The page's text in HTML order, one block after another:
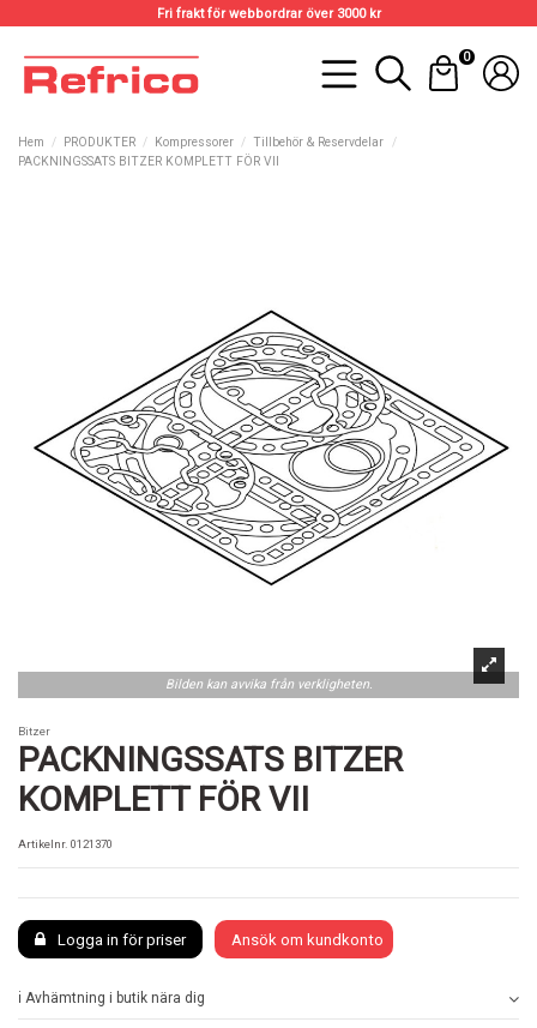
Fri frakt för webbordrar över 3000 kr
0
Hem PRODUKTER Kompressorer
Tillbehör & Reservdelar
PACKNINGSSATS BITZER KOMPLETT FÖR VII
Bilden kan avvika från verkligheten.
Bitzer
PACKNINGSSATS BITZER
KOMPLETT FÖR VII
Artikelnr. 0121370
Logga in för priser Ansök om kundkonto
ℹ️ Avhämtning i butik nära dig